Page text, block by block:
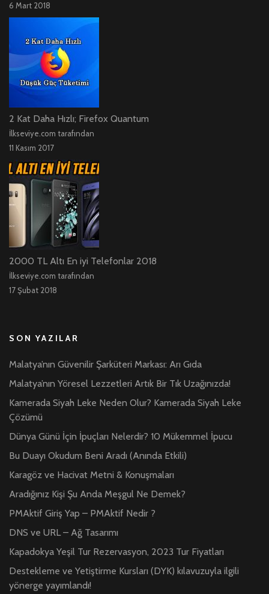
6 Mart 2018
2 Kat Daha Hızlı; Firefox Quantum
İlkseviye.com tarafından
11 Kasım 2017
2000 TL Altı En iyi Telefonlar 2018
İlkseviye.com tarafından
17 Şubat 2018
SON YAZILAR
Malatya’nın Güvenilir Şarküteri Markası: Arı Gıda
Malatya’nın Yöresel Lezzetleri Artık Bir Tık Uzağınızda!
Kamerada Siyah Leke Neden Olur? Kamerada Siyah Leke
Çözümü
Dünya Günü İçin İpuçları Nelerdir? 10 Mükemmel İpucu
Bu Duayı Okudum Beni Aradı (Anında Etkili)
Karagöz ve Hacivat Metni & Konuşmaları
Aradığınız Kişi Şu Anda Meşgul Ne Demek?
PMAktif Giriş Yap – PMAktif Nedir ?
DNS ve URL – Ağ Tasarımı
Kapadokya Yeşil Tur Rezervasyon, 2023 Tur Fiyatları
Destekleme ve Yetiştirme Kursları (DYK) kılavuzuyla ilgili
yönerge yayımlandı!